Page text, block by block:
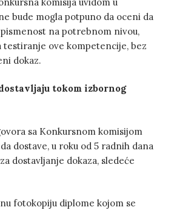
bude mogla potpuno da oceni da
na potrebnom nivou,
testiranje ove kompetencije, bez
dokaz.
tokom izbornog
sa Konkursnom komisijom
dostave, u roku od 5 radnih dana
dostavljanje dokaza, sledeće
fotokopiju diplome kojom se